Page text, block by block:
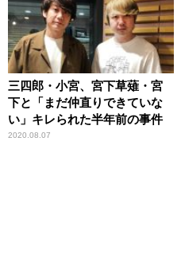
三四郎・小宮、宮下草薙・宮
下と「まだ仲直りできていな
い」キレられた半年前の事件
2020.08.07